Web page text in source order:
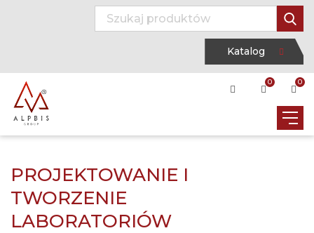
Katalog
0 0
PROJEKTOWANIE I
TWORZENIE
LABORATORIÓW